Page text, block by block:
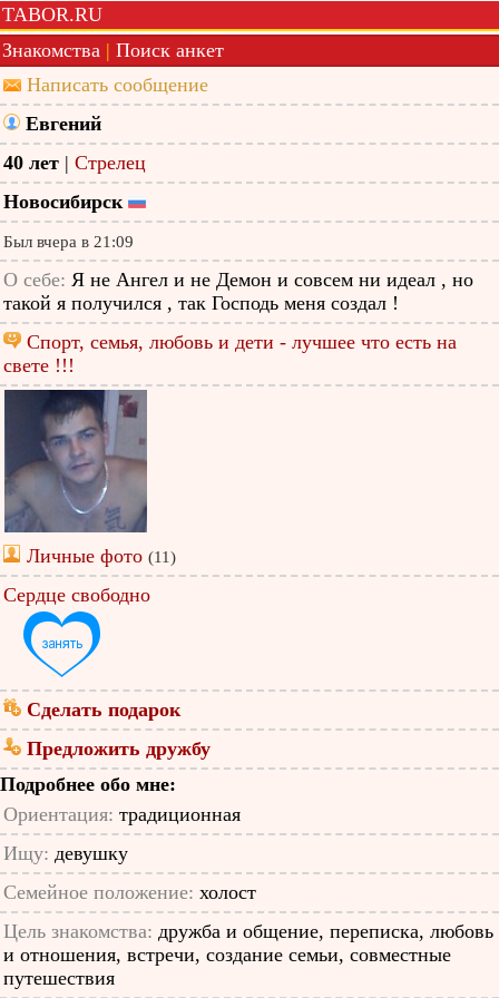
TABOR.RU
Знакомства | Поиск анкет
Написать сообщение
Евгений
40 лет | Стрелец
Новосибирск
Был вчера в 21:09
О себе: Я не Ангел и не Демон и совсем ни идеал , но
такой я получился , так Господь меня создал !
Спорт, семья, любовь и дети - лучшее что есть на
свете !!!
Личные фото (11)
Сердце свободно
Сделать подарок
Предложить дружбу
Подробнее обо мне:
Ориентация: традиционная
Ищу: девушку
Семейное положение: холост
Цель знакомства: дружба и общение, переписка, любовь
и отношения, встречи, создание семьи, совместные
путешествия